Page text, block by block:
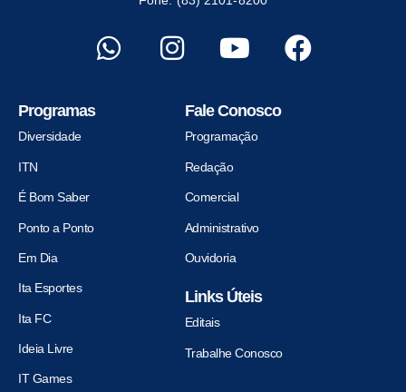
Programas
Diversidade
ITN
É Bom Saber
Ponto a Ponto
Em Dia
Ita Esportes
Ita FC
Ideia Livre
IT Games
Fale Conosco
Programação
Redação
Comercial
Administrativo
Ouvidoria
Links Úteis
Editais
Trabalhe Conosco